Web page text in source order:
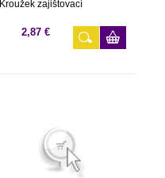
Kroužek zajištovací
2,87 €